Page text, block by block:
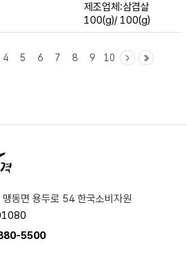
제조업체:삼겹살
100(g)/ 100(g)
4 5 6 7 8 9 10
동면 용두로 54 한국소비자원
880-5500